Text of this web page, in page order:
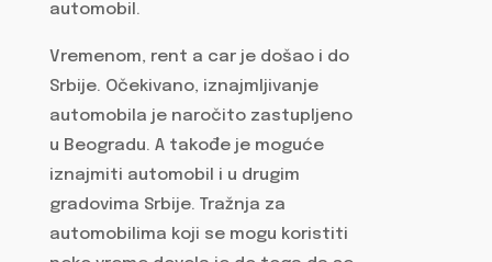
automobil.
Vremenom, rent a car je došao i do
Srbije. Očekivano, iznajmljivanje
automobila je naročito zastupljeno
u Beogradu. A takođe je moguće
iznajmiti automobil i u drugim
gradovima Srbije. Tražnja za
automobilima koji se mogu koristiti